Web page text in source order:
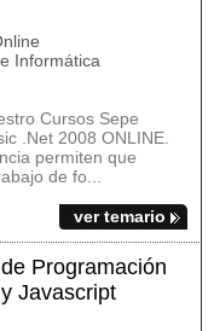
Informática
Cursos Sepe
.Net 2008 ONLINE.
permiten que
de fo...
ver temario
Programación
Javascript